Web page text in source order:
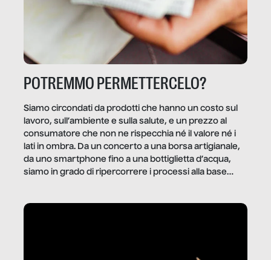
POTREMMO PERMETTERCELO?
Siamo circondati da prodotti che hanno un costo sul
lavoro, sull’ambiente e sulla salute, e un prezzo al
consumatore che non ne rispecchia né il valore né i
lati in ombra. Da un concerto a una borsa artigianale,
da uno smartphone fino a una bottiglietta d’acqua,
siamo in grado di ripercorrere i processi alla base
dietro gli oggetti e i servizi che fanno la nostra vita